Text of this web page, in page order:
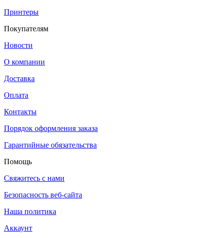
Принтеры
Покупателям
Новости
О компании
Доставка
Оплата
Контакты
Порядок оформления заказа
Гарантийные обязательства
Помощь
Свяжитесь с нами
Безопасность веб-сайта
Наша политика
Аккаунт